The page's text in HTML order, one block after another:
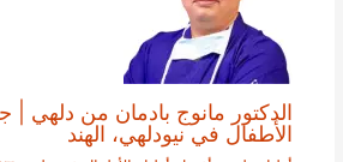
الدكتور مانوج بادمان من دلهي
الأطفال في نيودلهي، الهند